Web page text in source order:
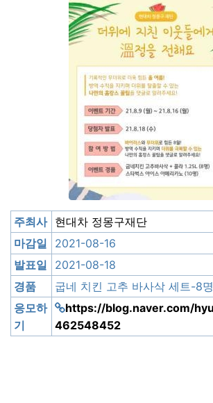
주최사 현대차 정몽구재단
마감일
2021-08-16
발표일
2021-08-18
경품
굽네 치킨 고추 바사삭 세트-8
응모하
기
https://blog.naver.com/
462548452